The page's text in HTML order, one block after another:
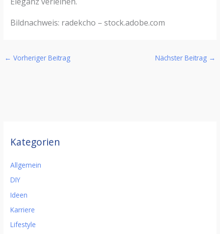
Bildnachweis: radekcho – stock.adobe.com
← Vorheriger Beitrag Nächster Beitrag →
Kategorien
Allgemein
DIY
Ideen
Karriere
Lifestyle